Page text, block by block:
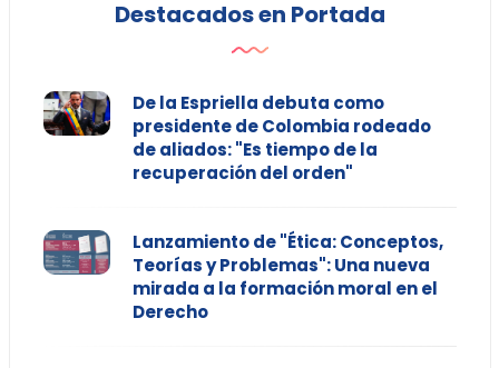
Destacados en Portada
De la Espriella debuta como
presidente de Colombia rodeado
de aliados: "Es tiempo de la
recuperación del orden"
Lanzamiento de "Ética: Conceptos,
Teorías y Problemas": Una nueva
mirada a la formación moral en el
Derecho